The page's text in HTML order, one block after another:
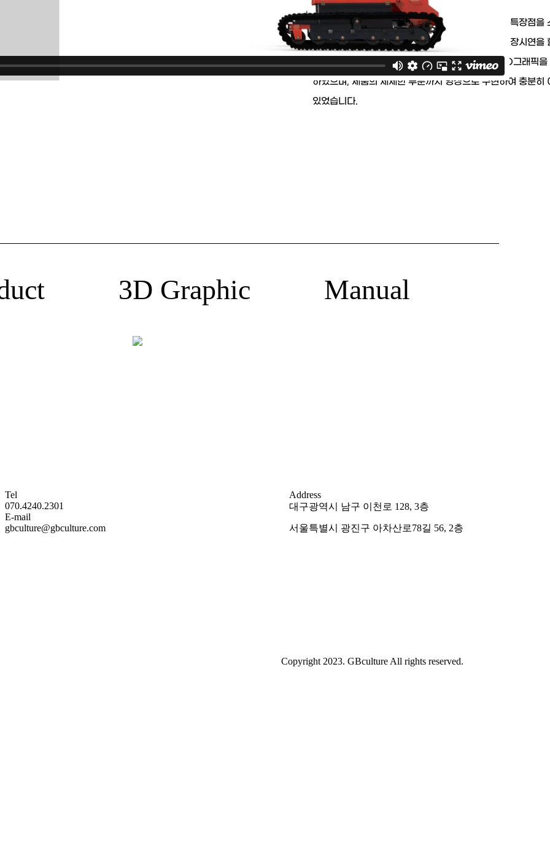
성부산업이 제조/판매하는 농업용 특수차량에 대한 특장점을
위해 만들어진 영상입니다. 전시회 또는 고객에게 현장시연을
상황에서 효과적으로 제품에 대해 소개하기 위해 3D그래픽
하였으며, 제품의 세세한 부분까지 영상으로 구현하여 충분히
있었습니다.
3D Graphic Manual
Tel
070.4240.2301
E-mail
gbculture@gbculture.com
Address
대구광역시 남구 이천로 128, 3층
서울특별시 광진구 아차산로78길 56, 2층
Copyright 2023. GBculture All rights reserved.